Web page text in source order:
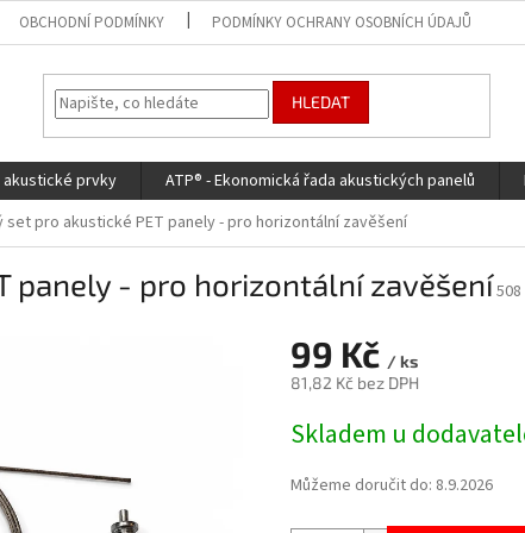
OBCHODNÍ PODMÍNKY PODMÍNKY OCHRANY OSOBNÍCH ÚDAJŮ
HLEDAT
akustické prvky ATP® - Ekonomická řada akustických panelů
set pro akustické PET panely - pro horizontální zavěšení
panely - pro horizontální zavěšení508
99 Kč / ks
81,82 Kč bez DPH
cena:
Skladem u
Můžeme doručit do: 8.9.2026